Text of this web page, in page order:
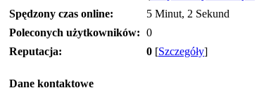
Spędzony czas online:
5 Minut, 2 Sekund
Poleconych użytkowników: 0
Reputacja:
0 [Szczegóły]
Dane kontaktowe